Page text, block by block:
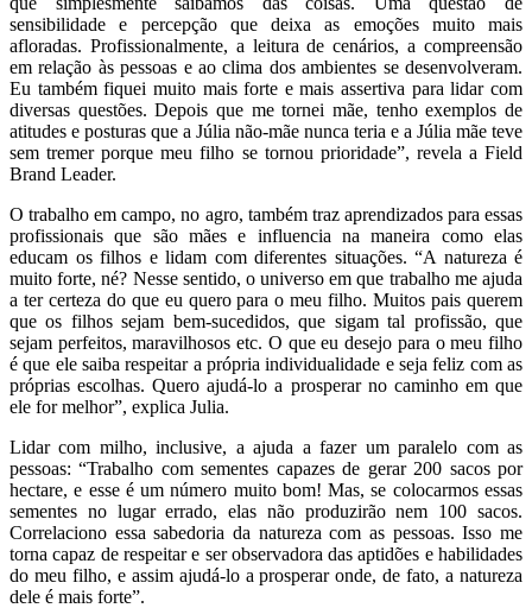
sensibilidade e percepção que deixa as emoções muito mais
afloradas. Profissionalmente, a leitura de cenários, a compreensão
em relação às pessoas e ao clima dos ambientes se desenvolveram.
Eu também fiquei muito mais forte e mais assertiva para lidar com
diversas questões. Depois que me tornei mãe, tenho exemplos de
atitudes e posturas que a Júlia não-mãe nunca teria e a Júlia mãe teve
sem tremer porque meu filho se tornou prioridade”, revela a Field
Brand Leader.
O trabalho em campo, no agro, também traz aprendizados para essas
profissionais que são mães e influencia na maneira como elas
educam os filhos e lidam com diferentes situações. “A natureza é
muito forte, né? Nesse sentido, o universo em que trabalho me ajuda
a ter certeza do que eu quero para o meu filho. Muitos pais querem
que os filhos sejam bem-sucedidos, que sigam tal profissão, que
sejam perfeitos, maravilhosos etc. O que eu desejo para o meu filho
é que ele saiba respeitar a própria individualidade e seja feliz com as
próprias escolhas. Quero ajudá-lo a prosperar no caminho em que
ele for melhor”, explica Julia.
Lidar com milho, inclusive, a ajuda a fazer um paralelo com as
pessoas: “Trabalho com sementes capazes de gerar 200 sacos por
hectare, e esse é um número muito bom! Mas, se colocarmos essas
sementes no lugar errado, elas não produzirão nem 100 sacos.
Correlaciono essa sabedoria da natureza com as pessoas. Isso me
torna capaz de respeitar e ser observadora das aptidões e habilidades
do meu filho, e assim ajudá-lo a prosperar onde, de fato, a natureza
dele é mais forte”.